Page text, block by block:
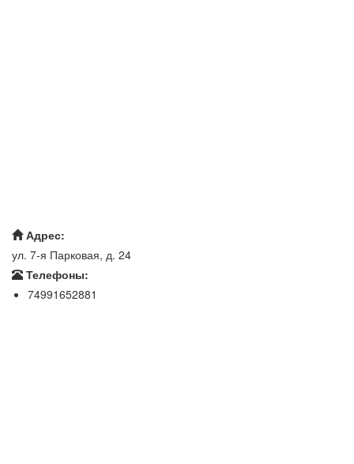
Адрес:
ул. 7-я Парковая, д. 24
Телефоны:
74991652881